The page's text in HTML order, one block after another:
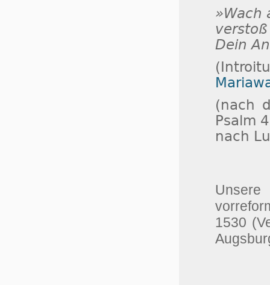
»Wach
Dein
(nach
Psalm
nach
1530